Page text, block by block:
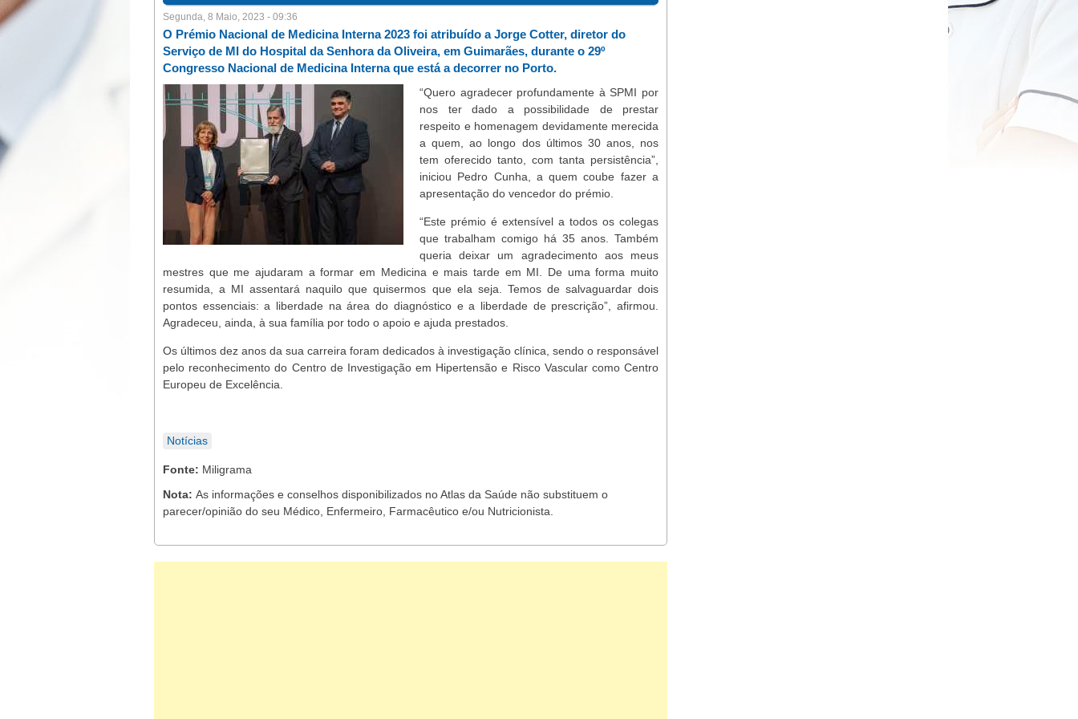
Segunda, 8 Maio, 2023 - 09:36
O Prémio Nacional de Medicina Interna 2023 foi atribuído a Jorge Cotter, diretor do
Serviço de MI do Hospital da Senhora da Oliveira, em Guimarães, durante o 29º
Congresso Nacional de Medicina Interna que está a decorrer no Porto.
“Quero agradecer profundamente à SPMI por
nos ter dado a possibilidade de prestar
respeito e homenagem devidamente merecida
a quem, ao longo dos últimos 30 anos, nos
tem oferecido tanto, com tanta persistência”,
iniciou Pedro Cunha, a quem coube fazer a
apresentação do vencedor do prémio.
“Este prémio é extensível a todos os colegas
que trabalham comigo há 35 anos. Também
queria deixar um agradecimento aos meus
mestres que me ajudaram a formar em Medicina e mais tarde em MI. De uma forma muito
resumida, a MI assentará naquilo que quisermos que ela seja. Temos de salvaguardar dois
pontos essenciais: a liberdade na área do diagnóstico e a liberdade de prescrição”, afirmou.
Agradeceu, ainda, à sua família por todo o apoio e ajuda prestados.
Os últimos dez anos da sua carreira foram dedicados à investigação clínica, sendo o responsável
pelo reconhecimento do Centro de Investigação em Hipertensão e Risco Vascular como Centro
Europeu de Excelência.
Notícias
Fonte: Miligrama
Nota: As informações e conselhos disponibilizados no Atlas da Saúde não substituem o
parecer/opinião do seu Médico, Enfermeiro, Farmacêutico e/ou Nutricionista.